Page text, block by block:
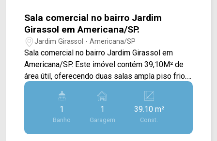
Sala comercial no bairro Jardim
Girassol em Americana/SP.
Jardim Girassol - Americana/SP
Sala comercial no bairro Jardim Girassol em
Americana/SP. Este imóvel contém 39,10M² de
área útil, oferecendo duas salas ampla piso frio. >
01 banheiros; > vagas rotativas. Localizado
próximo à Rua Washington Luiz com Rua Rui
Barbosa. Esta região conta restaurantes,
farmácias, bancos, poso de combustível e vários
outros comércios Entre em contato com a equipe
1
Banho
1
Garagem
39.10 m²
Const.